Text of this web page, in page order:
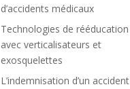
d’accidents médicaux
Technologies de rééducation
avec verticalisateurs et
exosquelettes
L’indemnisation d’un accident